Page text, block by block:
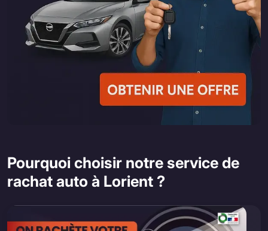
Pourquoi choisir notre service de
rachat auto à Lorient ?